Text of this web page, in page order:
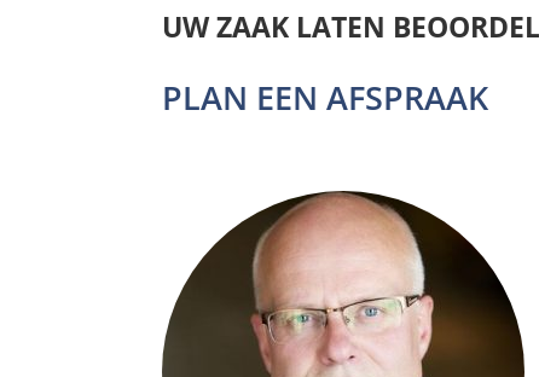
UW ZAAK LATEN
PLAN EEN AFSPRAAK